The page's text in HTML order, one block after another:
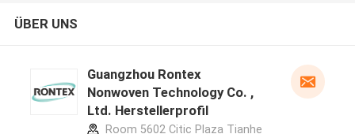
ÜBER UNS
Guangzhou Rontex
Nonwoven Technology Co. ,
Ltd. Herstellerprofil
Room 5602 Citic Plaza Tianhe